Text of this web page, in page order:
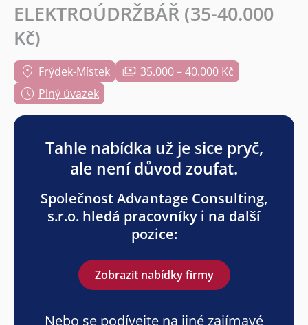
ELEKTROÚDRŽBÁŘ (35-40.000
Kč)
Frýdek-Místek
35.000 – 40.000 Kč
Plný úvazek
Tahle nabídka už je sice pryč,
ale není důvod zoufat.
Společnost Advantage Consulting,
s.r.o. hledá pracovníky i na další
pozice:
Zobrazit nabídky firmy
Nebo se podívejte na jiné zajímavé